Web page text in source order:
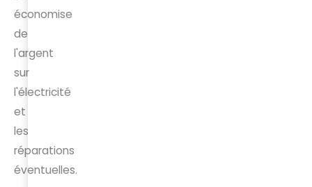
économise
de
l'argent
sur
l'électricité
et
les
réparations
éventuelles.